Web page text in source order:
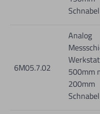
Schnabel
6M05.7.02
Analog
500mm
200mm
Schnabel